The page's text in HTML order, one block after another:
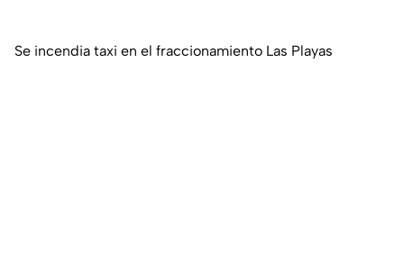
Se incendia taxi en el fraccionamiento Las Playas